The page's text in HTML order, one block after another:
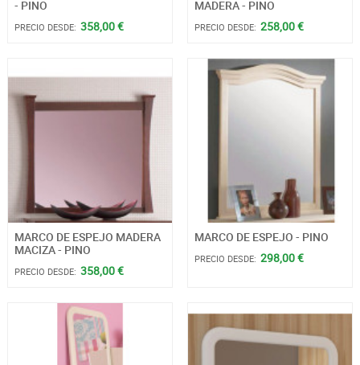
- PINO
PRECIO DESDE: 358,00 €
MADERA - PINO
PRECIO DESDE: 258,00 €
MARCO DE ESPEJO MADERA
MACIZA - PINO
PRECIO DESDE: 358,00 €
MARCO DE ESPEJO - PINO
PRECIO DESDE: 298,00 €